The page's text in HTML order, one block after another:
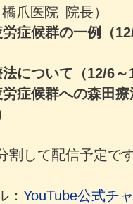
爪医院 院長）
労症候群の一例（
法について（12/6～
労症候群への森田療
割して配信予定で
： YouTube公式チ